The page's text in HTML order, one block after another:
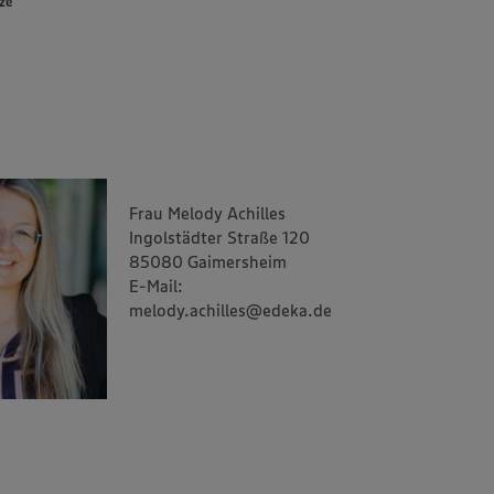
Frau Melody Achilles
Ingolstädter Straße 120
85080 Gaimersheim
E-Mail:
melody.achilles@edeka.de